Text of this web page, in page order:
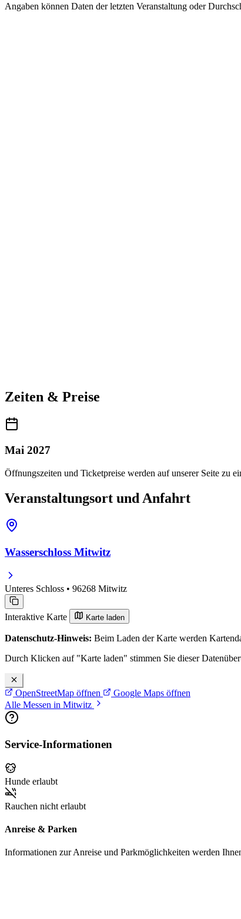
Angaben können Daten der letzten Veranstaltung oder
Zeiten & Preise
Mai 2027
Öffnungszeiten und Ticketpreise werden auf unserer Seite zu
Veranstaltungsort und Anfahrt
Wasserschloss Mitwitz
Unteres Schloss • 96268 Mitwitz
Interaktive Karte Karte laden
Datenschutz-Hinweis: Beim Laden der Karte werden
Durch Klicken auf "Karte laden" stimmen Sie dieser
OpenStreetMap öffnen
Google Maps öffnen
Alle Messen in Mitwitz
Service-Informationen
Hunde erlaubt
Rauchen nicht erlaubt
Anreise & Parken
Informationen zur Anreise und Parkmöglichkeiten werden